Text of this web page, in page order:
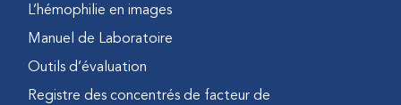
L’hémophilie en images
Manuel de Laboratoire
Outils d’évaluation
Registre des concentrés de facteur de